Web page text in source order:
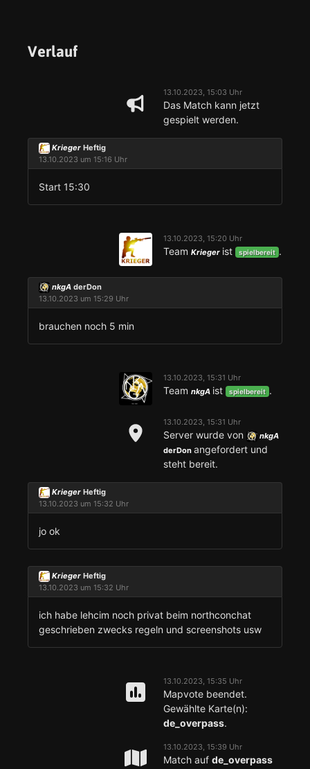
Verlauf
13.10.2023, 15:03 Uhr
Das Match kann jetzt
gespielt werden.
Krieger Heftig
13.10.2023 um 15:16 Uhr
Start 15:30
13.10.2023, 15:20 Uhr
Team Krieger ist spielbereit .
nkgA derDon
13.10.2023 um 15:29 Uhr
brauchen noch 5 min
13.10.2023, 15:31 Uhr
Team nkgA ist spielbereit .
13.10.2023, 15:31 Uhr
Server wurde von
nkgA
derDon angefordert und
steht bereit.
Krieger Heftig
13.10.2023 um 15:32 Uhr
jo ok
Krieger Heftig
13.10.2023 um 15:32 Uhr
ich habe lehcim noch privat beim northconchat
geschrieben zwecks regeln und screenshots usw
13.10.2023, 15:35 Uhr
Mapvote beendet.
Gewählte Karte(n):
de_overpass.
13.10.2023, 15:39 Uhr
Match auf de_overpass